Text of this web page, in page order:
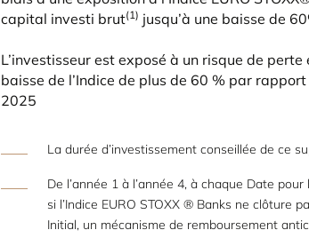
capital investi brut(1) jusqu’à une baisse de
L’investisseur est exposé à un risque de
baisse de l’Indice de plus de 60 % par
2025
La durée d’investissement conseillée de ce
De l’année 1 à l’année 4, à chaque Date
si l’Indice EURO STOXX ® Banks ne clôture
Initial, un mécanisme de remboursement